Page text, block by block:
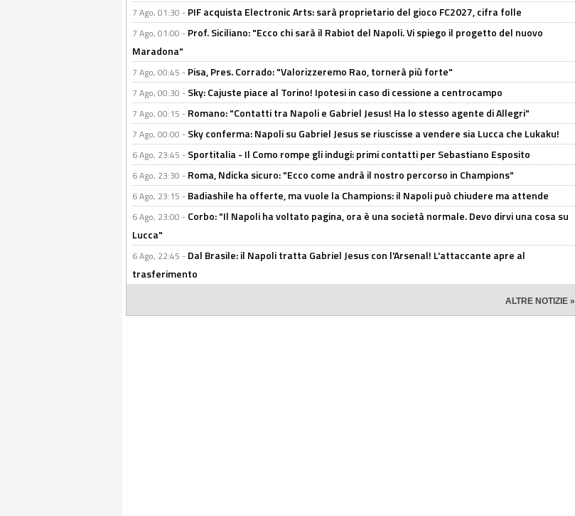
7 Ago, 01:30 - PIF acquista Electronic Arts: sarà proprietario del gioco FC2027, cifra folle
7 Ago, 01:00 - Prof. Siciliano: "Ecco chi sarà il Rabiot del Napoli. Vi spiego il progetto del nuovo
Maradona"
7 Ago, 00:45 - Pisa, Pres. Corrado: "Valorizzeremo Rao, tornerà più forte"
7 Ago, 00:30 - Sky: Cajuste piace al Torino! Ipotesi in caso di cessione a centrocampo
7 Ago, 00:15 - Romano: "Contatti tra Napoli e Gabriel Jesus! Ha lo stesso agente di Allegri"
7 Ago, 00:00 - Sky conferma: Napoli su Gabriel Jesus se riuscisse a vendere sia Lucca che Lukaku!
6 Ago, 23:45 - Sportitalia - Il Como rompe gli indugi: primi contatti per Sebastiano Esposito
6 Ago, 23:30 - Roma, Ndicka sicuro: "Ecco come andrà il nostro percorso in Champions"
6 Ago, 23:15 - Badiashile ha offerte, ma vuole la Champions: il Napoli può chiudere ma attende
6 Ago, 23:00 - Corbo: "Il Napoli ha voltato pagina, ora è una società normale. Devo dirvi una cosa su
Lucca"
6 Ago, 22:45 - Dal Brasile: il Napoli tratta Gabriel Jesus con l'Arsenal! L'attaccante apre al
trasferimento
ALTRE NOTIZIE »